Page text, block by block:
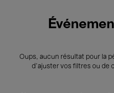
Oups, aucun résultat pour la
d’ajuster vos filtres ou de